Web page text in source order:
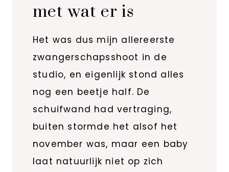
met wat er is
Het was dus mijn allereerste
zwangerschapsshoot in de
studio, en eigenlijk stond alles
nog een beetje half. De
schuifwand had vertraging,
buiten stormde het alsof het
november was, maar een baby
laat natuurlijk niet op zich